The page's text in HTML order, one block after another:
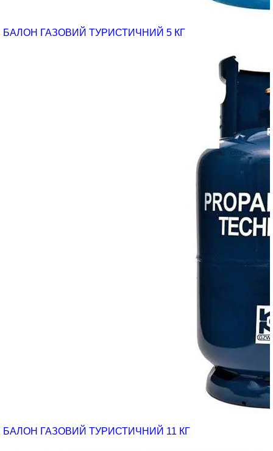
БАЛОН ГАЗОВИЙ ТУРИСТИЧНИЙ 5 КГ
БАЛОН ГАЗОВИЙ ТУРИСТИЧНИЙ 11 КГ